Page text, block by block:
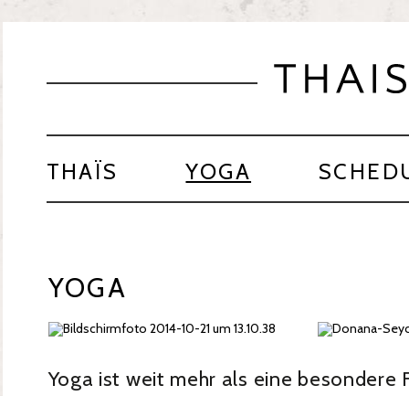
THAÏS YOGA
YOGA
Yoga ist weit mehr als eine besondere